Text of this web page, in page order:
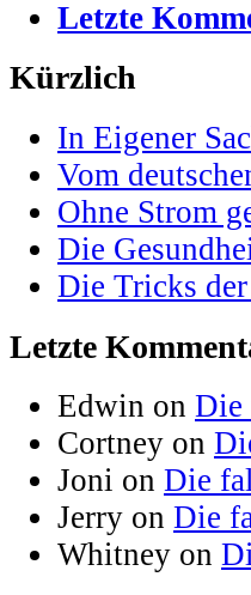
Letzte
Kürzlich
In Eigener
Vom
Ohne Strom
Die
Die Tricks
Letzte
Edwin on Die
Cortney on
Joni on Die
Jerry on Die
Whitney on